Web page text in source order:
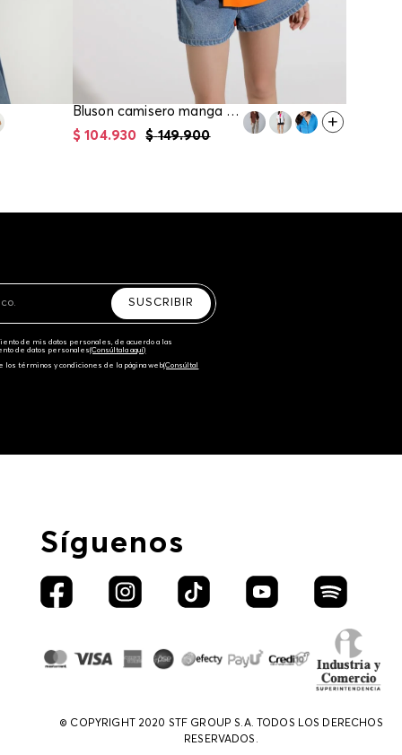
Bluson camisero manga tres cuartos para mujer
$ 149.900
$ 104.930
SUSCRIBIR
de mis datos personales, de acuerdo a las
de datos personales‎(Consúltala aquí)
los términos y condiciones de la página web‎(Consúltal
Síguenos
© COPYRIGHT 2020 STF GROUP S.A. TODOS LOS DERECHOS
RESERVADOS.